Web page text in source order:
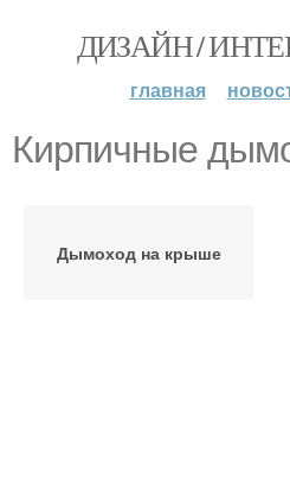
ДИЗАЙН /
главная
Кирпичные
Дымоход на крыше